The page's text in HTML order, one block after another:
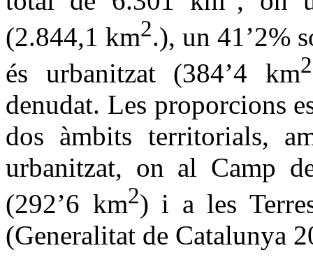
(2.844,1 km2.), un 41’2%
és urbanitzat (384’4 km2
denudat. Les proporcions
dos àmbits territorials,
urbanitzat, on al Camp
(292’6 km2) i a les
(Generalitat de Catalunya